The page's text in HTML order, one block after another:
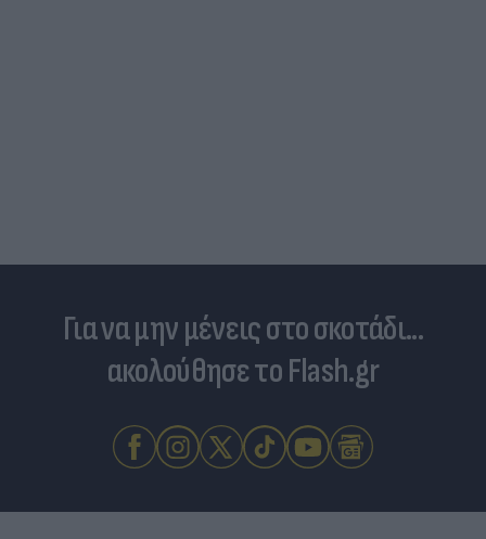
Για να μην μένεις στο σκοτάδι...
ακολούθησε το Flash.gr